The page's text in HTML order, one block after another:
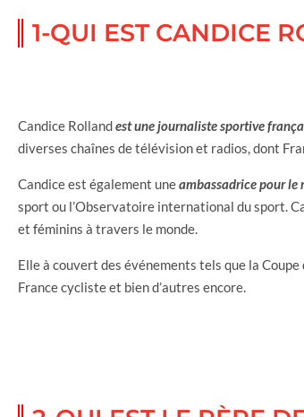
1-QUI EST CANDICE
Candice Rollandest une journaliste sportive
diverses chaînes de télévision et radios, dont
Candice est également uneambassadrice pour le
sport ou l’Observatoire international du sport.
et féminins à travers le monde.
Elle à couvert des événements tels que la
France cycliste et bien d’autres encore.